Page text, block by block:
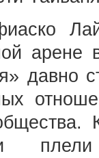
арене
давно